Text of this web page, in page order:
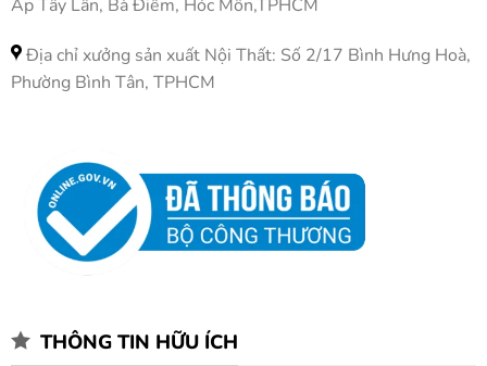
Ấp Tây Lân, Bà Điểm, Hóc Môn,TPHCM
Địa chỉ xưởng sản xuất Nội Thất: Số 2/17 Bình Hưng Hoà,
Phường Bình Tân, TPHCM
THÔNG TIN HỮU ÍCH